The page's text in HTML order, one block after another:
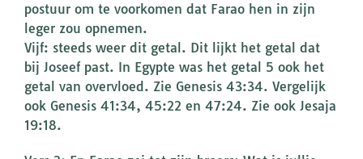
postuur om te voorkomen dat Farao hen in zijn
leger zou opnemen.
Vijf: steeds weer dit getal. Dit lijkt het getal dat
bij Joseef past. In Egypte was het getal 5 ook het
getal van overvloed. Zie Genesis 43:34. Vergelijk
ook Genesis 41:34, 45:22 en 47:24. Zie ook Jesaja
19:18.